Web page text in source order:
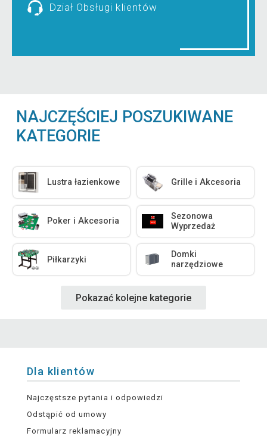
Dział Obsługi klientów
NAJCZĘŚCIEJ POSZUKIWANE
KATEGORIE
Lustra łazienkowe Grille i Akcesoria
Poker i Akcesoria
Sezonowa
Wyprzedaż
Piłkarzyki
Domki
narzędziowe
Pokazać kolejne kategorie
Dla klientów
Najczęstsze pytania i odpowiedzi
Odstąpić od umowy
Formularz reklamacyjny